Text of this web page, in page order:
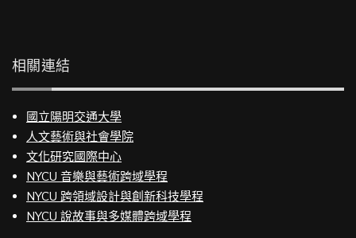
相關連結
國立陽明交通大學
人文藝術與社會學院
文化研究國際中心
NYCU 音樂與藝術跨域學程
NYCU 跨領域設計與創新科技學程
NYCU 說故事與多媒體跨域學程